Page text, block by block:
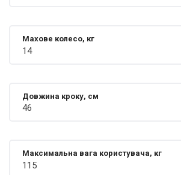
Махове колесо, кг
14
Довжина кроку, см
46
Максимальна вага користувача, кг
115